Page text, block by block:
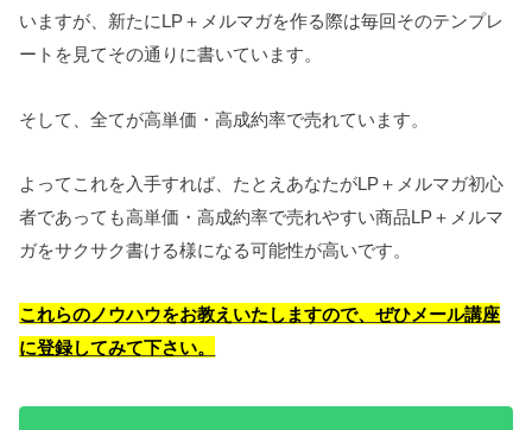
いますが、新たにLP＋メルマガを作る際は毎回そのテンプレ
ートを見てその通りに書いています。
そして、全てが高単価・高成約率で売れています。
よってこれを入手すれば、たとえあなたがLP＋メルマガ初心
者であっても高単価・高成約率で売れやすい商品LP＋メルマ
ガをサクサク書ける様になる可能性が高いです。
これらのノウハウをお教えいたしますので、ぜひメール講座
に登録してみて下さい。